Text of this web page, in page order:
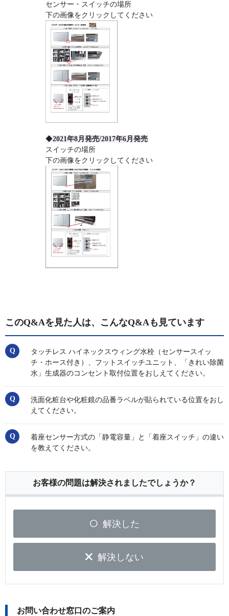
センサー・スイッチの場所
下の画像をクリックしてください
◆2021年8月発売/2017年6月発売
スイッチの場所
下の画像をクリックしてください
このQ&Aを見た人は、こんなQ&Aも見ています
タッチレス ハイネックスウィング水栓（センサースイッ
チ・ホース付き）、フットスイッチユニット、「きれい除菌
水」生成器のコンセント取付位置をおしえてください。
洗面化粧台や化粧鏡の品番ラベルが貼られている位置をおし
えてください。
着座センサー方式の「静電容量」と「着座スイッチ」の違い
を教えてください。
お客様の問題は解決されましたでしょうか？
解決した
解決しない
お問い合わせ窓口のご案内